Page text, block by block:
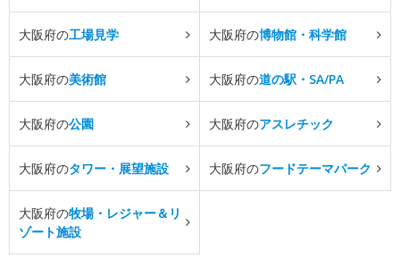
大阪府の工場見学 大阪府の博物館・科学館
大阪府の美術館 大阪府の道の駅・SA/PA
大阪府の公園 大阪府のアスレチック
大阪府のタワー・展望施設 大阪府のフードテーマパーク
大阪府の牧場・レジャー＆リ
ゾート施設